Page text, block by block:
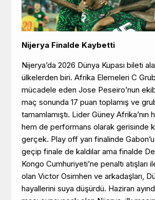
Nijerya Finalde Kaybetti
Nijerya’da 2026 Dünya Kupası bileti
ülkelerden biri. Afrika Elemeleri C
mücadele eden Jose Peseiro’nun
maç sonunda 17 puan toplamış ve
tamamlamıştı. Lider Güney Afrika’nın
hem de performans olarak gerisinde
gerçek. Play off yarı finalinde
geçip finale de kaldılar ama finalde
Kongo Cumhuriyeti’ne penaltı atışları
olan Victor Osimhen ve arkadaşları,
hayallerini suya düşürdü. Haziran